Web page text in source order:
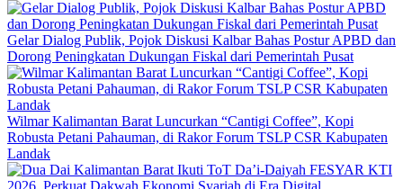
Gelar Dialog Publik, Pojok Diskusi Kalbar Bahas Postur APBD dan
Dorong Peningkatan Dukungan Fiskal dari Pemerintah Pusat
Wilmar Kalimantan Barat Luncurkan “Cantigi Coffee”, Kopi
Robusta Petani Pahauman, di Rakor Forum TSLP CSR Kabupaten
Landak